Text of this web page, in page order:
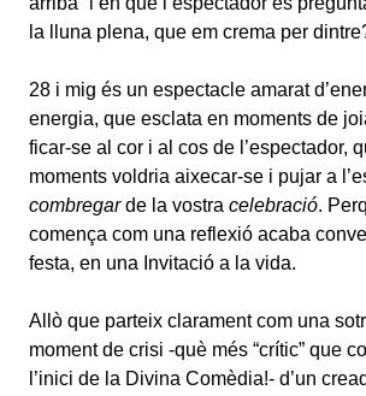
la lluna plena, que em crema per
28 i mig és un espectacle amarat
energia, que esclata en moments de
ficar-se al cor i al cos de l’espectador,
moments voldria aixecar-se i pujar a
combregarde la vostra celebració.
comença com una reflexió acaba
festa, en una Invitació a la vida.
Allò que parteix clarament com una
moment de crisi -què més “crític” que
l’inici de la Divina Comèdia!- d’un